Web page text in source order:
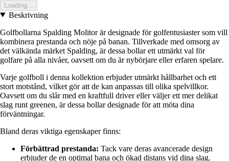
Loading...
Beskrivning
Golfbollarna Spalding Molitor är designade för golfentusiaster som vill
kombinera prestanda och nöje på banan. Tillverkade med omsorg av
det välkända märket Spalding, är dessa bollar ett utmärkt val för
golfare på alla nivåer, oavsett om du är nybörjare eller erfaren spelare.
Varje golfboll i denna kollektion erbjuder utmärkt hållbarhet och ett
stort motstånd, vilket gör att de kan anpassas till olika spelvillkor.
Oavsett om du slår med en kraftfull driver eller väljer ett mer delikat
slag runt greenen, är dessa bollar designade för att möta dina
förväntningar.
Bland deras viktiga egenskaper finns:
Förbättrad prestanda: Tack vare deras avancerade design
erbjuder de en optimal bana och ökad distans vid dina slag.